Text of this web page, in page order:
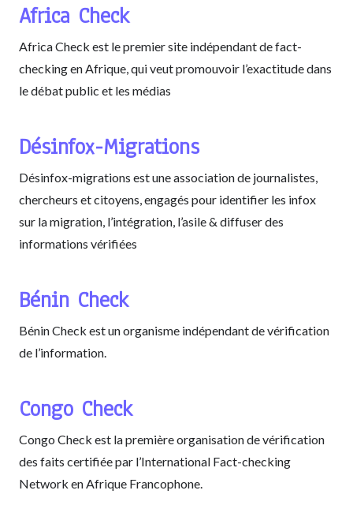
Africa Check
Africa Check est le premier site indépendant de fact-
checking en Afrique, qui veut promouvoir l’exactitude dans
le débat public et les médias
Désinfox-Migrations
Désinfox-migrations est une association de journalistes,
chercheurs et citoyens, engagés pour identifier les infox
sur la migration, l’intégration, l’asile & diffuser des
informations vérifiées
Bénin Check
Bénin Check est un organisme indépendant de vérification
de l’information.
Congo Check
Congo Check est la première organisation de vérification
des faits certifiée par l’International Fact-checking
Network en Afrique Francophone.